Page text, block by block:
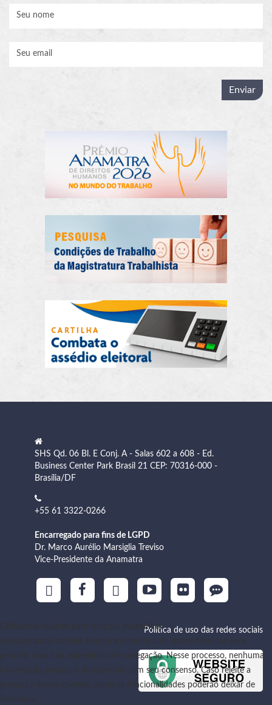
SHS Qd. 06 Bl. E Conj. A - Salas 602 a 608 - Ed.
Business Center Park Brasil 21 CEP: 70316-000 -
Brasília/DF
+55 61 3322-0266
Encarregado para fins de LGPD
Dr. Marco Aurélio Marsiglia Treviso
Vice-Presidente da Anamatra
Política de uso das redes sociais
Utilizamos cookies para funções específicas
Armazenamos cookies temporariamente com dados técnicos para
garantir uma boa experiência de navegação. Nesse processo, nenhuma
informação pessoal é armazenada sem seu consenso. Caso rejeite a
gravação destes cookies, algumas funcionalidades poderão deixar de
funcionar.